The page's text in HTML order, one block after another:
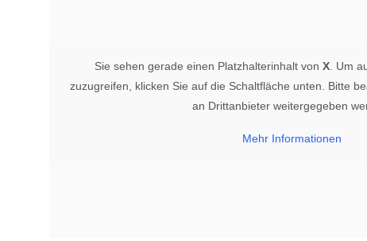
Sie sehen gerade einen Platzhalterinhalt von X. Um
zuzugreifen, klicken Sie auf die Schaltfläche unten. Bitte
an Drittanbieter weitergegeben
Mehr Informationen